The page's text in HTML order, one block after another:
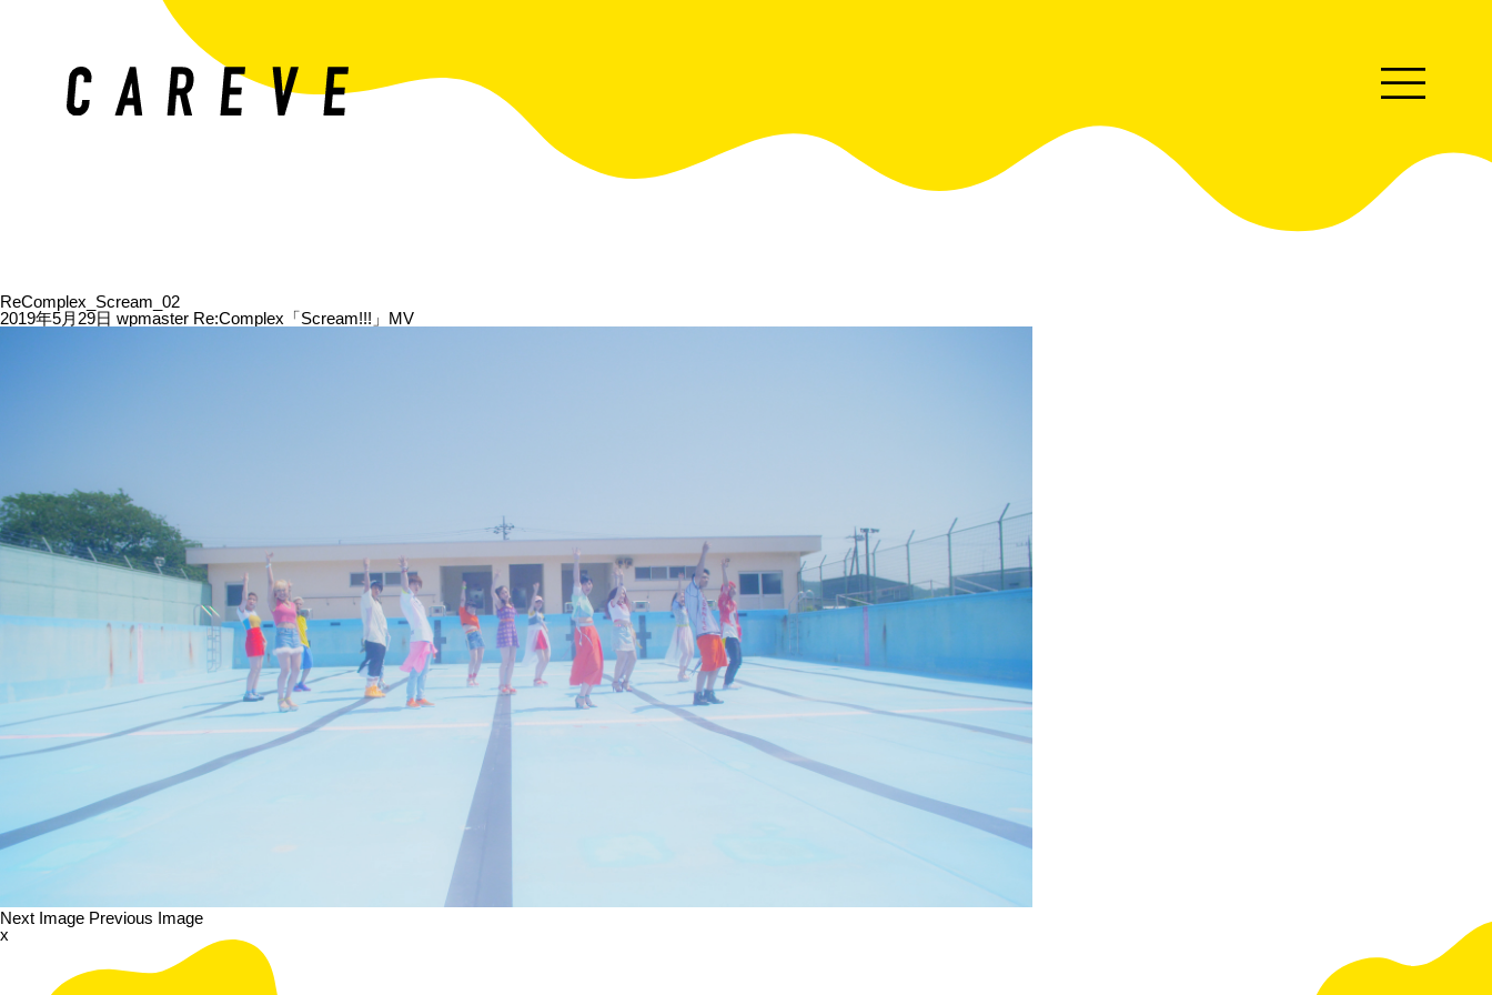
ReComplex_Scream_02
2019年5月29日 wpmaster Re:Complex「Scream!!!」MV
Next Image Previous Image
x